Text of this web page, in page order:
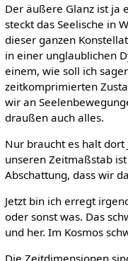
Der äußere Glanz ist ja
steckt das Seelische in
dieser ganzen
in einer unglaublichen
einem, wie soll ich
zeitkomprimierten
wir an
draußen auch alles.
Nur braucht es halt
unseren Zeitmaßstab
Abschattung, dass wir
Jetzt bin ich erregt
oder sonst was. Das
und her. Im Kosmos